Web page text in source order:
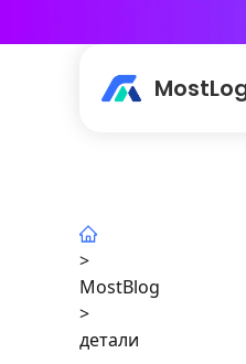
>
MostBlog
>
детали